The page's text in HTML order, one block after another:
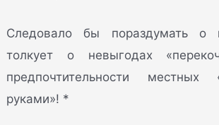
Следовало бы пораздумать
толкует о невыгодах
предпочтительности местных
руками»! *